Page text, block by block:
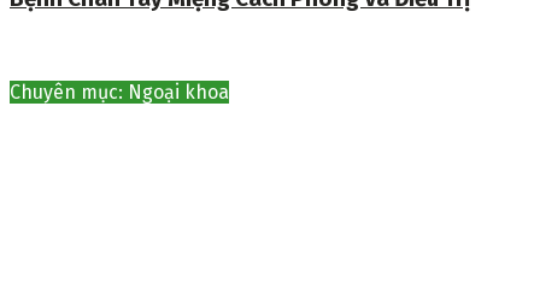
Chuyên mục: Ngoại khoa